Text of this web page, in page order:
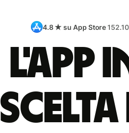
4.8 ★ su App Store